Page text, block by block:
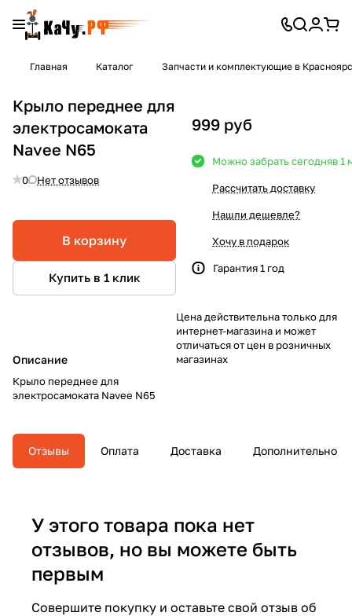
Главная Каталог Запчасти и комплектующие в
Крыло переднее для
электросамоката
Navee N65
0 Нет отзывов
В корзину
Купить в 1 клик
Описание
Крыло переднее для
электросамоката Navee N65
999 руб
Можно забрать сегодняв 1
Рассчитать доставку
Нашли дешевле?
Хочу в подарок
Гарантия 1 год
Цена действительна только для
интернет-магазина и может
отличаться от цен в розничных
магазинах
Отзывы Оплата Доставка Дополнительно
У этого товара пока нет
отзывов, но вы можете быть
первым
Совершите покупку и оставьте свой отзыв об